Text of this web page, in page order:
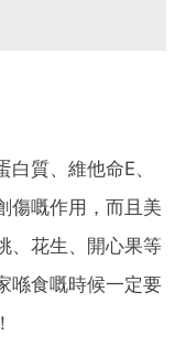
質、維他命E、
傷嘅作用，而且美
、花生、開心果等
喺食嘅時候一定要